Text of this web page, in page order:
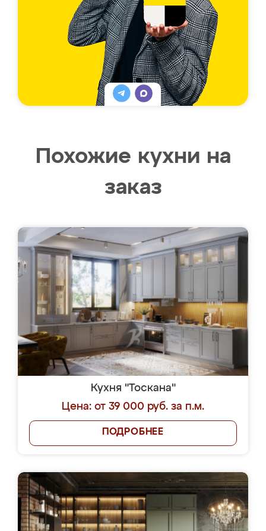
Похожие кухни на
заказ
Кухня "Тоскана"
Цена: от 39 000 руб. за п.м.
ПОДРОБНЕЕ